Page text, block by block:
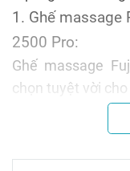
1. Ghế massage
2500 Pro:
Ghế massage
chọn tuyệt vời
ghế massage với
giản nhưng hiện
các tính năng cơ